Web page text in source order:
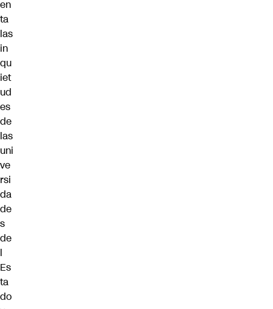
en
ta
las
in
qu
iet
ud
es
de
las
uni
ve
rsi
da
de
s
de
l
Es
ta
do